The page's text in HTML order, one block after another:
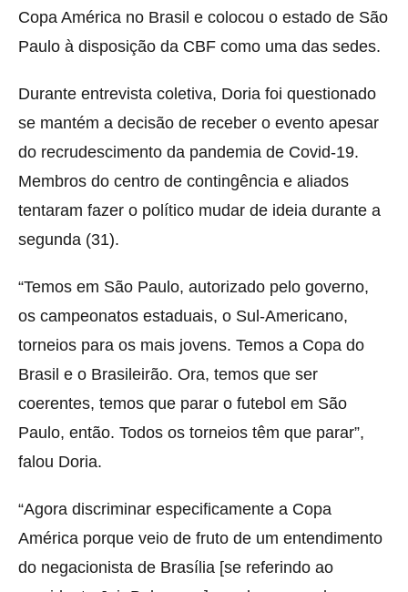
Copa América no Brasil e colocou o estado de São
Paulo à disposição da CBF como uma das sedes.
Durante entrevista coletiva, Doria foi questionado
se mantém a decisão de receber o evento apesar
do recrudescimento da pandemia de Covid-19.
Membros do centro de contingência e aliados
tentaram fazer o político mudar de ideia durante a
segunda (31).
“Temos em São Paulo, autorizado pelo governo,
os campeonatos estaduais, o Sul-Americano,
torneios para os mais jovens. Temos a Copa do
Brasil e o Brasileirão. Ora, temos que ser
coerentes, temos que parar o futebol em São
Paulo, então. Todos os torneios têm que parar”,
falou Doria.
“Agora discriminar especificamente a Copa
América porque veio de fruto de um entendimento
do negacionista de Brasília [se referindo ao